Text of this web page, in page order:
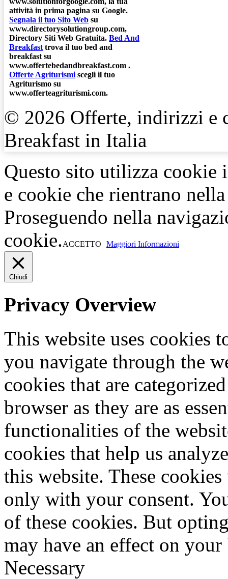
attività in prima pagina su Google.
Segnala il tuo Sito Web su
www.directorysolutiongroup.com,
Directory Siti Web Gratuita. Bed And
Breakfast trova il tuo bed and
breakfast su
www.offertebedandbreakfast.com .
Offerte Agriturismi scegli il tuo
Agriturismo su
www.offerteagriturismi.com.
© 2026 Offerte, indirizzi e
Breakfast in Italia
Questo sito utilizza
e cookie che rientrano
Proseguendo nella
cookie.ACCETTO Maggiori Informazioni
Chiudi
Privacy Overview
This website uses cookies
you navigate through the
cookies that are
browser as they are as
functionalities of the
cookies that help us
this website. These
only with your consent.
of these cookies. But
may have an effect on
Necessary